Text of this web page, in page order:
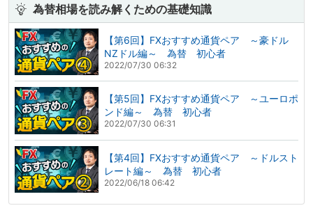
為替相場を読み解くための基礎知識
【第6回】FXおすすめ通貨ペア ～豪ドル
NZドル編～ 為替 初心者
2022/07/30 06:32
【第5回】FXおすすめ通貨ペア ～ユーロポ
ンド編～ 為替 初心者
2022/07/30 06:31
【第4回】FXおすすめ通貨ペア ～ドルスト
レート編～ 為替 初心者
2022/06/18 06:42